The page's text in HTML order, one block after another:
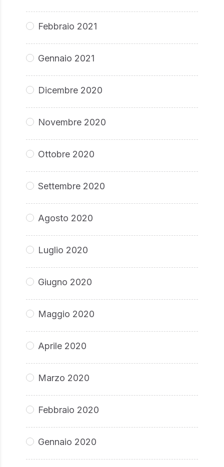
Febbraio 2021
Gennaio 2021
Dicembre 2020
Novembre 2020
Ottobre 2020
Settembre 2020
Agosto 2020
Luglio 2020
Giugno 2020
Maggio 2020
Aprile 2020
Marzo 2020
Febbraio 2020
Gennaio 2020